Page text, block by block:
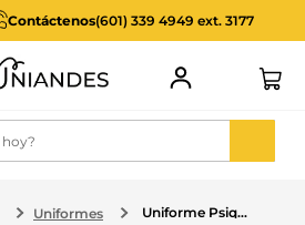
Contáctenos(601) 339 4949 ext. 3177
hoy?
Uniformes Uniforme Psiquiatría Pantalón Hombre